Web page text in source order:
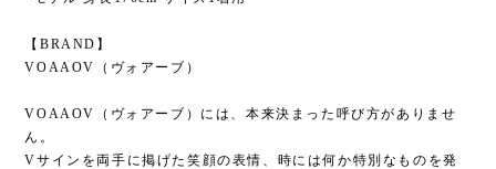
【BRAND】
VOAAOV（ヴォアーブ）
VOAAOV（ヴォアーブ）には、本来決まった呼び方がありませ
ん。
Vサインを両手に掲げた笑顔の表情、時には何か特別なものを発